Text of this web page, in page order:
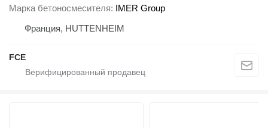
Марка бетоносмесителя IMER Group
Франция, HUTTENHEIM
FCE